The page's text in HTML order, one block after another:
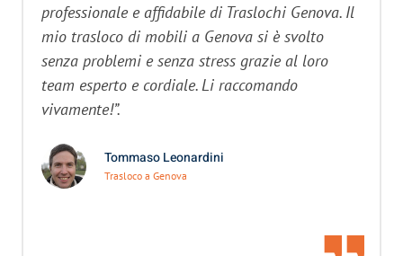
professionale e affidabile di Traslochi Genova. Il
mio trasloco di mobili a Genova si è svolto
senza problemi e senza stress grazie al loro
team esperto e cordiale. Li raccomando
vivamente!”.
Tommaso Leonardini
Trasloco a Genova